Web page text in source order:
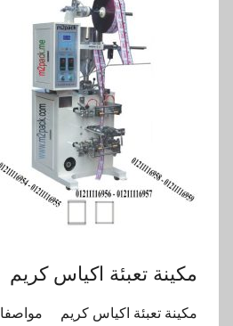
مكينة تعبئة اكياس كريم
مكينة تعبئة اكياس كريم